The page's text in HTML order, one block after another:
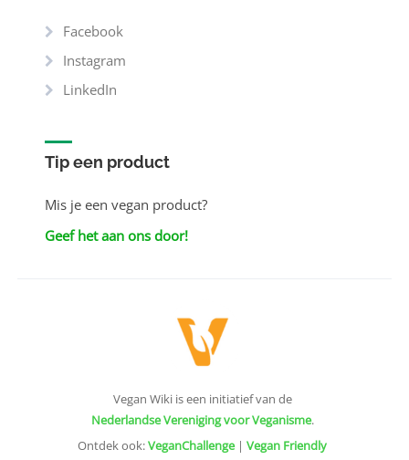
Facebook
Instagram
LinkedIn
Tip een product
Mis je een vegan product?
Geef het aan ons door!
Vegan Wiki is een initiatief van de
Nederlandse Vereniging voor Veganisme.
Ontdek ook:VeganChallenge| Vegan Friendly